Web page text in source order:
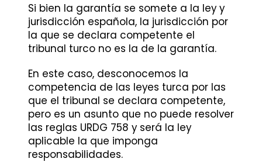
Si bien la garantía se somete a la ley y
jurisdicción española, la jurisdicción por
la que se declara competente el
tribunal turco no es la de la garantía.
En este caso, desconocemos la
competencia de las leyes turca por las
que el tribunal se declara competente,
pero es un asunto que no puede resolver
las reglas URDG 758 y será la ley
aplicable la que imponga
responsabilidades.